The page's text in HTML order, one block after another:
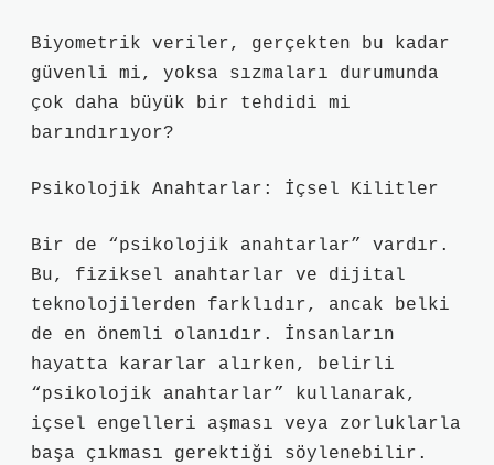
Biyometrik veriler, gerçekten bu kadar
güvenli mi, yoksa sızmaları durumunda
çok daha büyük bir tehdidi mi
barındırıyor?
Psikolojik Anahtarlar: İçsel Kilitler
Bir de “psikolojik anahtarlar” vardır.
Bu, fiziksel anahtarlar ve dijital
teknolojilerden farklıdır, ancak belki
de en önemli olanıdır. İnsanların
hayatta kararlar alırken, belirli
“psikolojik anahtarlar” kullanarak,
içsel engelleri aşması veya zorluklarla
başa çıkması gerektiği söylenebilir.